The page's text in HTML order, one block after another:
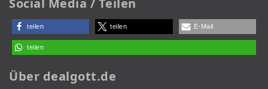
Social Media / Teilen
teilen teilen E-Mail
teilen
Über dealgott.de